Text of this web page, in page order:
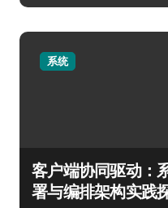
系统
客户端协同驱动：
署与编排架构实践